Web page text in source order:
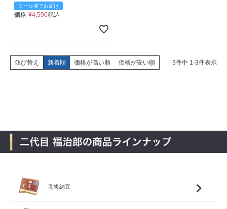
クール便でお届け
価格 ¥4,590税込
並び替え 新着順 価格が高い順 価格が安い順 3件中 1-3件表示
高級納豆